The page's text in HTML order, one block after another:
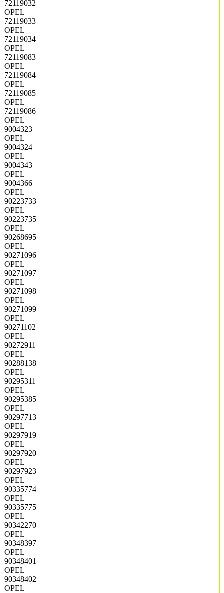
72119032
OPEL
72119033
OPEL
72119034
OPEL
72119083
OPEL
72119084
OPEL
72119085
OPEL
72119086
OPEL
9004323
OPEL
9004324
OPEL
9004343
OPEL
9004366
OPEL
90223733
OPEL
90223735
OPEL
90268695
OPEL
90271096
OPEL
90271097
OPEL
90271098
OPEL
90271099
OPEL
90271102
OPEL
90272911
OPEL
90288138
OPEL
90295311
OPEL
90295385
OPEL
90297713
OPEL
90297919
OPEL
90297920
OPEL
90297923
OPEL
90335774
OPEL
90335775
OPEL
90342270
OPEL
90348397
OPEL
90348401
OPEL
90348402
OPEL